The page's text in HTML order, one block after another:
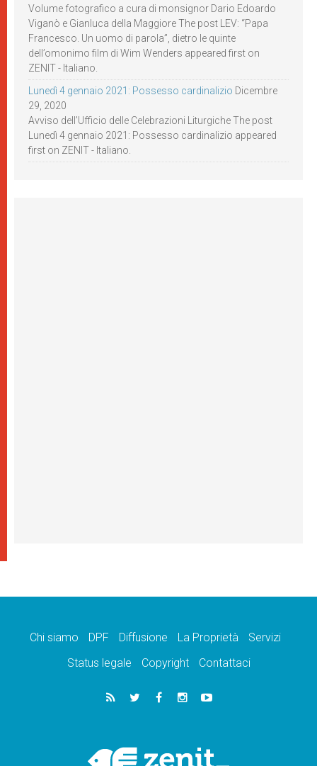
Volume fotografico a cura di monsignor Dario Edoardo
Viganò e Gianluca della Maggiore The post LEV: “Papa
Francesco. Un uomo di parola”, dietro le quinte
dell’omonimo film di Wim Wenders appeared first on
ZENIT - Italiano.
Lunedì 4 gennaio 2021: Possesso cardinalizio Dicembre
29, 2020
Avviso dell’Ufficio delle Celebrazioni Liturgiche The post
Lunedì 4 gennaio 2021: Possesso cardinalizio appeared
first on ZENIT - Italiano.
Chi siamo DPF Diffusione La Proprietà
Servizi
Status legale
Copyright Contattaci